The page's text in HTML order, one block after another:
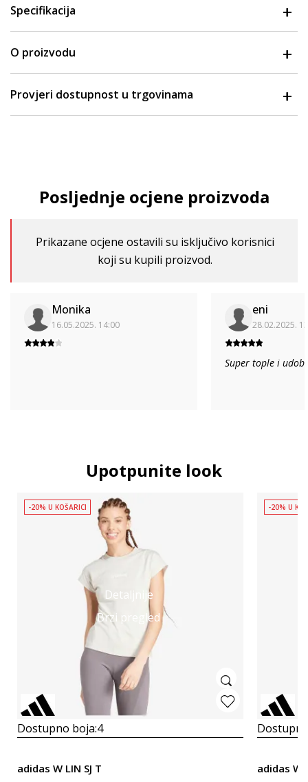
Specifikacija
O proizvodu
Provjeri dostupnost u trgovinama
Posljednje ocjene proizvoda
Prikazane ocjene ostavili su isključivo korisnici
koji su kupili proizvod.
Monika
16.05.2025. 14:00
eni
28.02.2025.
Super tople i
Upotpunite look
Detaljnije
Brzi pregled
-20% U KOŠARICI
Dostupno boja:4
adidas W LIN SJ T
-20% U
adidas W